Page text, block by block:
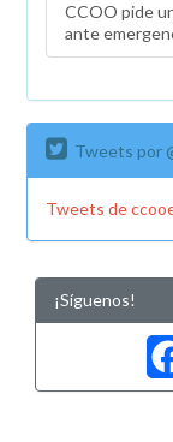
CCOO pide
ante
Tweets por
Tweets de
¡Síguenos!